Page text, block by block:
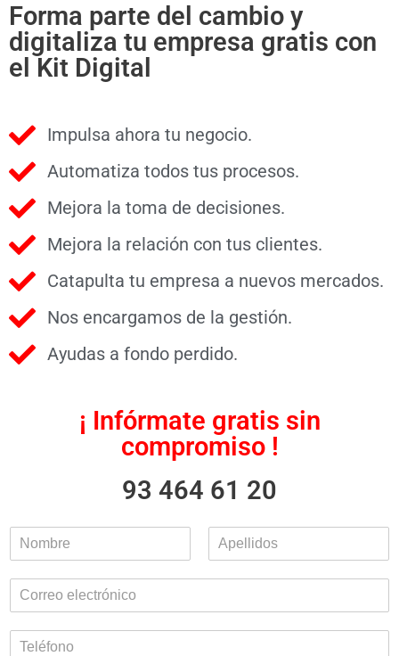
Forma parte del cambio y
digitaliza tu empresa gratis con
el Kit Digital
Impulsa ahora tu negocio.
Automatiza todos tus procesos.
Mejora la toma de decisiones.
Mejora la relación con tus clientes.
Catapulta tu empresa a nuevos mercados.
Nos encargamos de la gestión.
Ayudas a fondo perdido.
¡ Infórmate gratis sin
compromiso !
93 464 61 20
o
b
p
l